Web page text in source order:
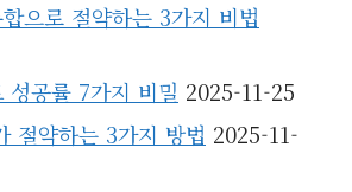
으로 절약하는 3가지 비법
성공률 7가지 비밀 2025-11-25
절약하는 3가지 방법 2025-11-